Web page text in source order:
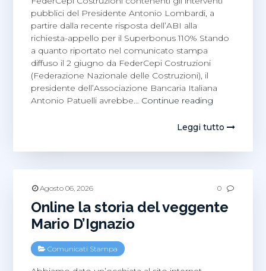
pubblici del Presidente Antonio Lombardi, a
partire dalla recente risposta dell’ABI alla
richiesta-appello per il Superbonus 110% Stando
a quanto riportato nel comunicato stampa
diffuso il 2 giugno da FederCepi Costruzioni
(Federazione Nazionale delle Costruzioni), il
presidente dell’Associazione Bancaria Italiana
Antonio Patuelli avrebbe… Continue reading
Superbonus,
Lombardi
Leggi tutto
Agosto 06, 2026 0
Online la storia del veggente
Mario D’Ignazio
Comunicati Stampa